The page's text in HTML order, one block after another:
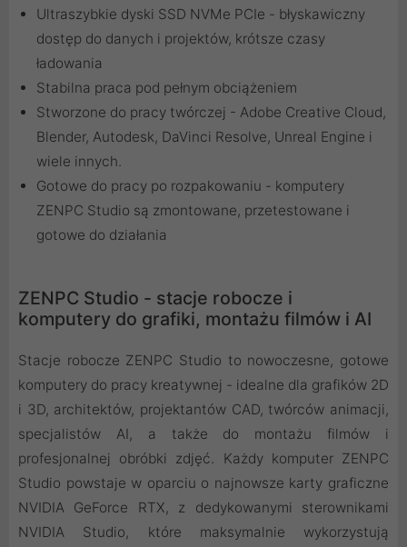
Ultraszybkie dyski SSD NVMe PCIe - błyskawiczny
dostęp do danych i projektów, krótsze czasy
ładowania
Stabilna praca pod pełnym obciążeniem
Stworzone do pracy twórczej - Adobe Creative Cloud,
Blender, Autodesk, DaVinci Resolve, Unreal Engine i
wiele innych.
Gotowe do pracy po rozpakowaniu - komputery
ZENPC Studio są zmontowane, przetestowane i
gotowe do działania
ZENPC Studio - stacje robocze i
komputery do grafiki, montażu filmów i AI
Stacje robocze ZENPC Studio to nowoczesne, gotowe
komputery do pracy kreatywnej - idealne dla grafików 2D
i 3D, architektów, projektantów CAD, twórców animacji,
specjalistów AI, a także do montażu filmów i
profesjonalnej obróbki zdjęć. Każdy komputer ZENPC
Studio powstaje w oparciu o najnowsze karty graficzne
NVIDIA GeForce RTX, z dedykowanymi sterownikami
NVIDIA Studio, które maksymalnie wykorzystują